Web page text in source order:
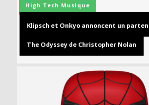
High Tech Musique
Klipsch et Onkyo annoncent un
The Odyssey de Christopher Nolan